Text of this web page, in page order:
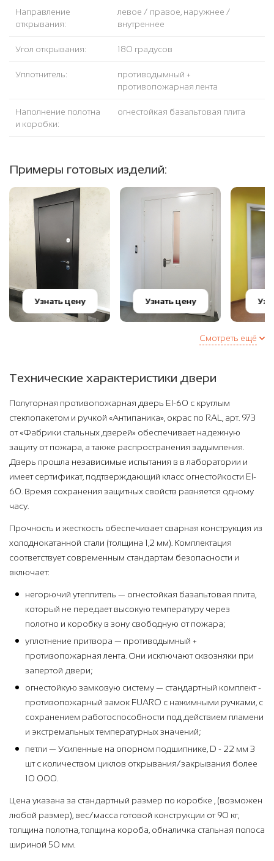
Направление
открывания:
левое / правое, наружнее /
внутреннее
Угол открывания: 180 градусов
Уплотнитель:
противодымный +
противопожарная лента
Наполнение полотна
и коробки:
огнестойкая базальтовая плита
Примеры готовых изделий:
Узнать цену Узнать цену
Смотреть ещё
Технические характеристики двери
Полуторная противопожарная дверь EI-60 с круглым
стеклопакетом и ручкой «Антипаника», окрас по RAL, арт. 973
от «Фабрики стальных дверей» обеспечивает надежную
защиту от пожара, а также распространения задымления.
Дверь прошла независимые испытания в в лаборатории и
имеет сертификат, подтверждающий класс огнестойкости EI-
60. Время сохранения защитных свойств равняется одному
часу.
Прочность и жесткость обеспечивает сварная конструкция из
холоднокатанной стали (толщина 1,2 мм). Комплектация
соответствует современным стандартам безопасности и
включает:
негорючий утеплитель — огнестойкая базальтовая плита,
который не передает высокую температуру через
полотно и коробку в зону свободную от пожара;
уплотнение притвора — противодымный +
противопожарная лента. Они исключают сквозняки при
запертой двери;
огнестойкую замковую систему — стандартный комплект -
противопожарный замок FUARO с нажимными ручками, с
сохранением работоспособности под действием пламени
и экстремальных температурных значений;
петли — Усиленные на опорном подшипнике, D - 22 мм 3
шт с количеством циклов открывания/закрывания более
10 000.
Цена указана за стандартный размер по коробке , (возможен
любой размер), вес/масса готовой конструкции от 90 кг,
толщина полотна, толщина короба, обналичка стальная полоса
шириной 50 мм.